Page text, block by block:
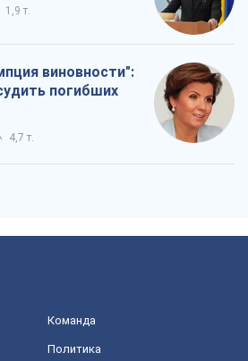
1,9 т.
виновности":
погибших
4,7 т.
Команда
Политика